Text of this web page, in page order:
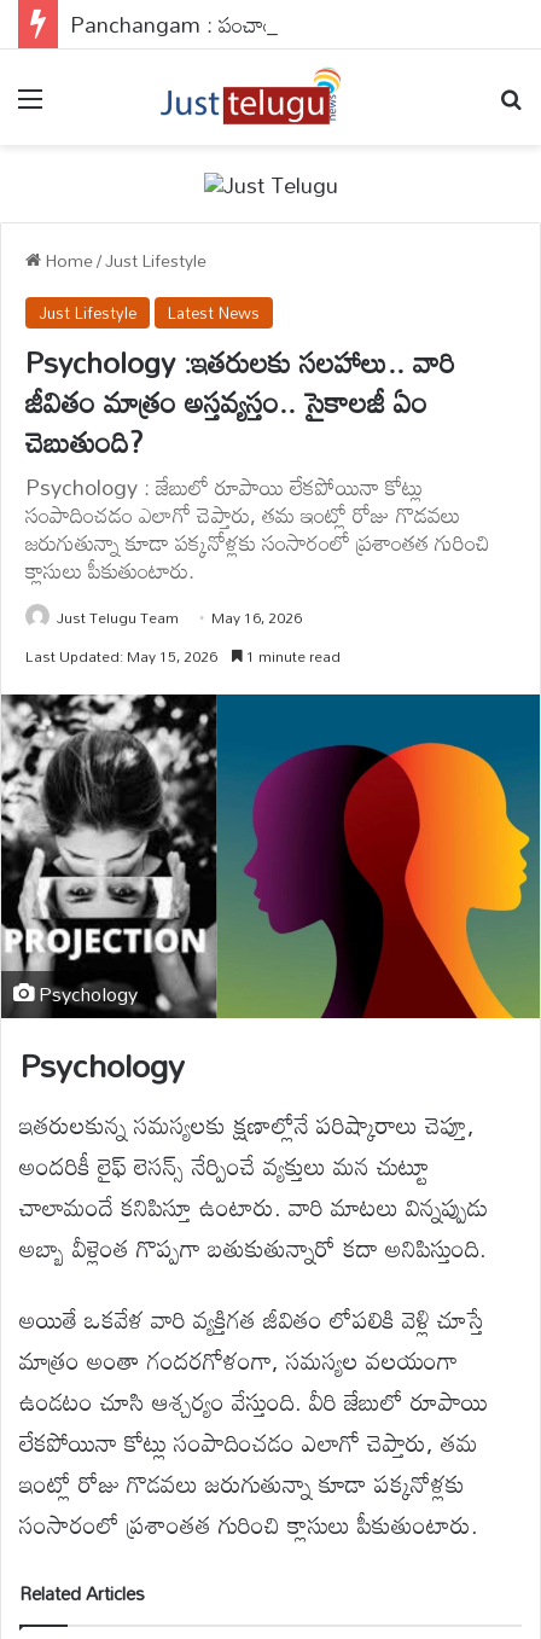
Panchangam : పంచాంగం
Home/Just Lifestyle
Just Lifestyle Latest News
Psychology :ఇతరులకు సలహాలు.. వారి
జీవితం మాత్రం అస్తవ్యస్తం.. సైకాలజీ ఏం
చెబుతుంది?
Psychology : జేబులో రూపాయి లేకపోయినా కోట్లు
సంపాదించడం ఎలాగో చెప్తారు, తమ ఇంట్లో రోజు గొడవలు
జరుగుతున్నా కూడా పక్కనోళ్లకు సంసారంలో ప్రశాంతత గురించి
క్లాసులు పీకుతుంటారు.
Just Telugu Team
May 16, 2026
Last Updated: May 15, 2026
1 minute read
Psychology
Psychology
ఇతరులకున్న సమస్యలకు క్షణాల్లోనే పరిష్కారాలు చెప్తూ,
అందరికీ లైఫ్ లెసన్స్ నేర్పించే వ్యక్తులు మన చుట్టూ
చాలామందే కనిపిస్తూ ఉంటారు. వారి మాటలు విన్నప్పుడు
అబ్బా వీళ్లెంత గొప్పగా బతుకుతున్నారో కదా అనిపిస్తుంది.
అయితే ఒకవేళ వారి వ్యక్తిగత జీవితం లోపలికి వెళ్లి చూస్తే
మాత్రం అంతా గందరగోళంగా, సమస్యల వలయంగా
ఉండటం చూసి ఆశ్చర్యం వేస్తుంది. వీరి జేబులో రూపాయి
లేకపోయినా కోట్లు సంపాదించడం ఎలాగో చెప్తారు, తమ
ఇంట్లో రోజు గొడవలు జరుగుతున్నా కూడా పక్కనోళ్లకు
సంసారంలో ప్రశాంతత గురించి క్లాసులు పీకుతుంటారు.
Related Articles